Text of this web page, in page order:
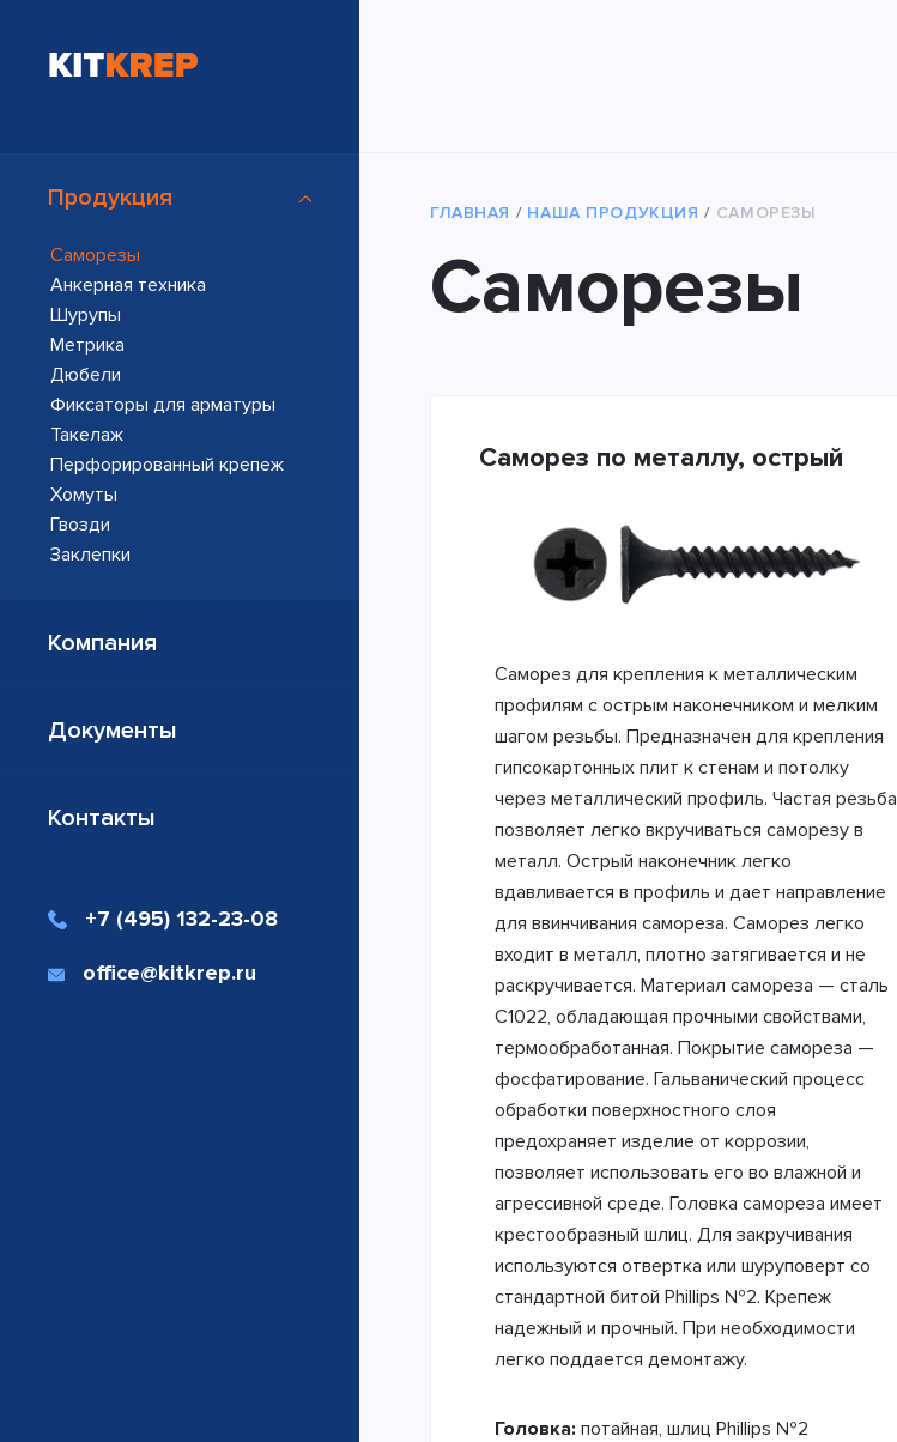
Продукция
Саморезы
Анкерная техника
Шурупы
Метрика
Дюбели
Фиксаторы для арматуры
Такелаж
Перфорированный крепеж
Хомуты
Гвозди
Заклепки
Компания
Документы
Контакты
+7 (495) 132-23-08
office@kitkrep.ru
ГЛАВНАЯ НАША ПРОДУКЦИЯ САМОРЕЗЫ
Саморезы
Саморез по металлу, острый
Саморез для крепления к металлическим
профилям с острым наконечником и мелким
шагом резьбы. Предназначен для крепления
гипсокартонных плит к стенам и потолку
через металлический профиль. Частая резьба
позволяет легко вкручиваться саморезу в
металл. Острый наконечник легко
вдавливается в профиль и дает направление
для ввинчивания самореза. Саморез легко
входит в металл, плотно затягивается и не
раскручивается. Материал самореза — сталь
C1022, обладающая прочными свойствами,
термообработанная. Покрытие самореза —
фосфатирование. Гальванический процесс
обработки поверхностного слоя
предохраняет изделие от коррозии,
позволяет использовать его во влажной и
агрессивной среде. Головка самореза имеет
крестообразный шлиц. Для закручивания
используются отвертка или шуруповерт со
стандартной битой Phillips №2. Крепеж
надежный и прочный. При необходимости
легко поддается демонтажу.
Головка: потайная, шлиц Phillips №2